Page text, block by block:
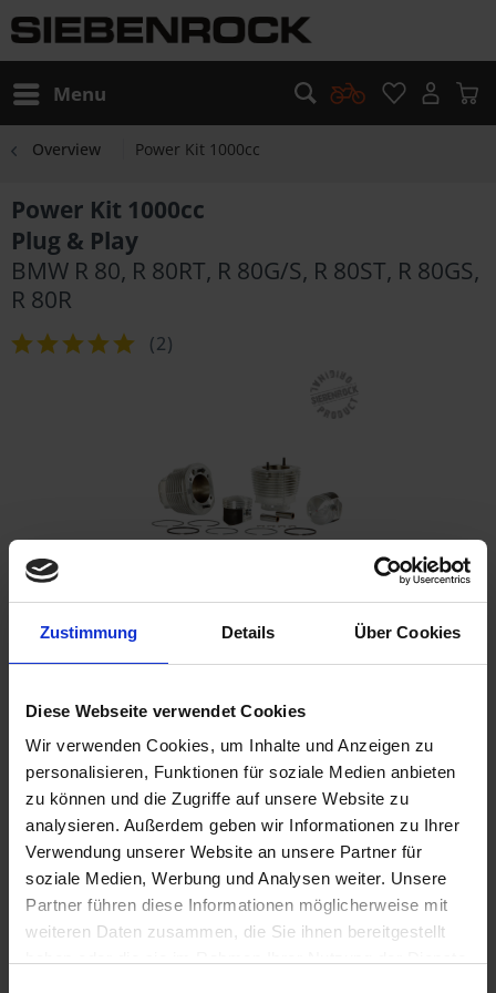
Zustimmung Details Über Cookies
Diese Webseite verwendet Cookies
Wir verwenden Cookies, um Inhalte und Anzeigen zu
personalisieren, Funktionen für soziale Medien anbieten
zu können und die Zugriffe auf unsere Website zu
analysieren. Außerdem geben wir Informationen zu Ihrer
Verwendung unserer Website an unsere Partner für
soziale Medien, Werbung und Analysen weiter. Unsere
Partner führen diese Informationen möglicherweise mit
weiteren Daten zusammen, die Sie ihnen bereitgestellt
Menu
Overview Power Kit 1000cc
Power Kit 1000cc
Plug & Play
BMW R 80, R 80RT, R 80G/S, R 80ST, R 80GS,
R 80R
(2)
€1,145.00
Ready to ship today, Delivery time appr. 2-4 workdays within
Germany
Add toshopping cart
Remember Comment
part no.: 1100080
Description
The ultimate 1000cc conversion kit for all BMW R80 models